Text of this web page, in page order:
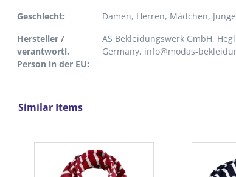
Geschlecht:
Damen, Herren, Mädchen, Junge
Hersteller /
verantwortl.
Person in der EU:
AS Bekleidungswerk GmbH,
Germany, info@modas-
Similar Items